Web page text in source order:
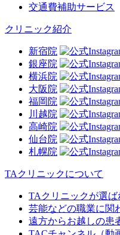
交通費補助サービス
クリニック紹介
新宿院
銀座院
横浜院
大阪院
福岡院
川越院
高崎院
仙台院
札幌院
TAクリニックについて
TAクリニックが選ば
芸能などの職業に関
遠方からお越しの患